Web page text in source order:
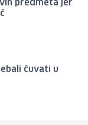
predmeta jer
čuvati u